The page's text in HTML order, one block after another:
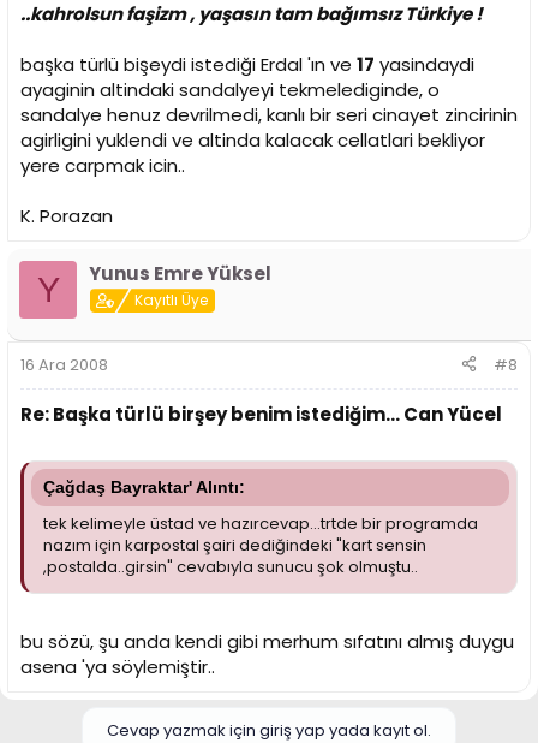
..kahrolsun faşizm , yaşasın tam bağımsız Türkiye !
başka türlü bişeydi istediği Erdal 'ın ve 17 yasindaydi
ayaginin altindaki sandalyeyi tekmelediginde, o
sandalye henuz devrilmedi, kanlı bir seri cinayet zincirinin
agirligini yuklendi ve altinda kalacak cellatlari bekliyor
yere carpmak icin..
K. Porazan
Y Yunus Emre Yüksel
Kayıtlı Üye
16 Ara 2008 #8
Re: Başka türlü birşey benim istediğim... Can Yücel
Çağdaş Bayraktar' Alıntı:
tek kelimeyle üstad ve hazırcevap...trtde bir programda
nazım için karpostal şairi dediğindeki "kart sensin
,postalda..girsin" cevabıyla sunucu şok olmuştu..
bu sözü, şu anda kendi gibi merhum sıfatını almış duygu
asena 'ya söylemiştir..
Cevap yazmak için giriş yap yada kayıt ol.